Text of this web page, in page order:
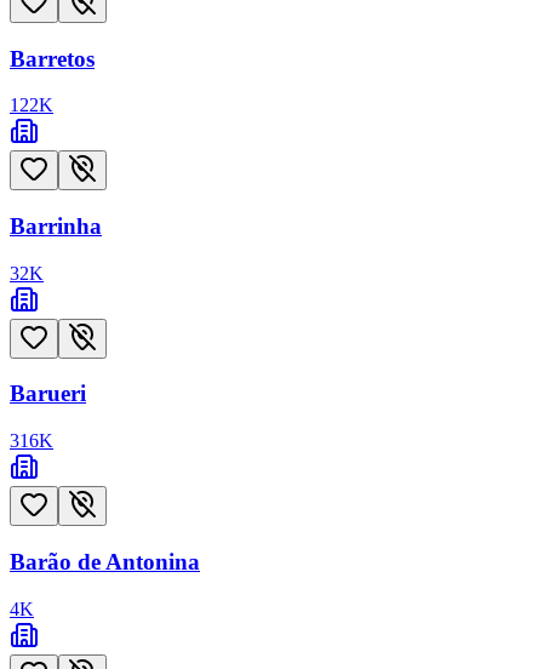
Barretos
122K
Barrinha
32K
Barueri
316K
Barão de Antonina
4K